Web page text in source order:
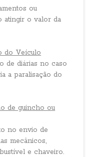
ou
atingir o valor da
do Veículo
de diárias no caso
a paralisação do
de guincho ou
no envio de
mecânicos,
e chaveiro.